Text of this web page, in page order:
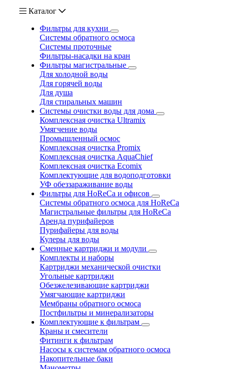
Каталог
Фильтры для кухни
Системы обратного осмоса
Системы проточные
Фильтры-насадки на кран
Фильтры магистральные
Для холодной воды
Для горячей воды
Для душа
Для стиральных машин
Системы очистки воды для дома
Комплексная очистка Ultramix
Умягчение воды
Промышленный осмос
Комплексная очистка Promix
Комплексная очистка AquaChief
Комплексная очистка Ecomix
Комплектующие для водоподготовки
УФ обеззараживание воды
Фильтры для HoReCa и офисов
Системы обратного осмоса для HoReCa
Магистральные фильтры для HoReCa
Аренда пурифайеров
Пурифайеры для воды
Кулеры для воды
Сменные картриджи и модули
Комплекты и наборы
Картриджи механической очистки
Угольные картриджи
Обезжелезивающие картриджи
Умягчающие картриджи
Мембраны обратного осмоса
Постфильтры и минерализаторы
Комплектующие к фильтрам
Краны и смесители
Фитинги к фильтрам
Насосы к системам обратного осмоса
Накопительные баки